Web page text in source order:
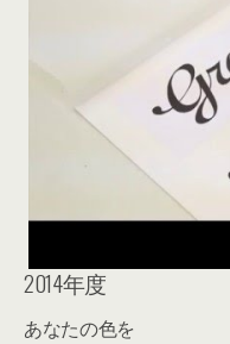
2014年度
あなたの色を